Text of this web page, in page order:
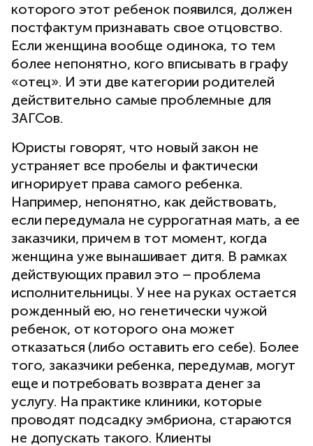
которого этот ребенок появился, должен
постфактум признавать свое отцовство.
Если женщина вообще одинока, то тем
более непонятно, кого вписывать в графу
«отец». И эти две категории родителей
действительно самые проблемные для
ЗАГСов.
Юристы говорят, что новый закон не
устраняет все пробелы и фактически
игнорирует права самого ребенка.
Например, непонятно, как действовать,
если передумала не суррогатная мать, а ее
заказчики, причем в тот момент, когда
женщина уже вынашивает дитя. В рамках
действующих правил это – проблема
исполнительницы. У нее на руках остается
рожденный ею, но генетически чужой
ребенок, от которого она может
отказаться (либо оставить его себе). Более
того, заказчики ребенка, передумав, могут
еще и потребовать возврата денег за
услугу. На практике клиники, которые
проводят подсадку эмбриона, стараются
не допускать такого. Клиенты